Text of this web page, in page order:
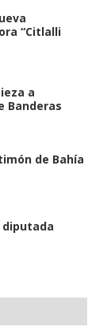
“Citlalli
a
Banderas
de Bahía
diputada